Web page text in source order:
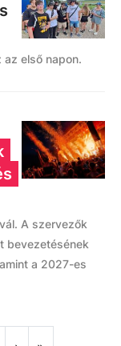
első napon.
A szervezők
bevezetésének
a 2027-es